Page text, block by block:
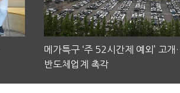
메가특구 ‘주 52시간제 예외’ 고
반도체업계 촉각